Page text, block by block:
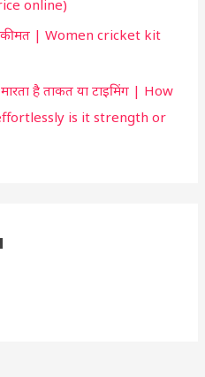
online)
कीमत | Women cricket kit
है ताकत या टाइमिंग | How
is it strength or